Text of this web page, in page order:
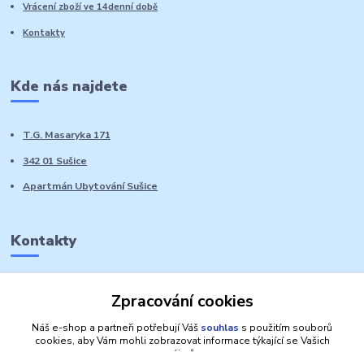
Vrácení zboží ve 14denní době
Kontakty
Kde nás najdete
T.G. Masaryka 171
342 01 Sušice
Apartmán Ubytování Sušice
Kontakty
Zpracování cookies
Náš e-shop a partneři potřebují Váš souhlas s použitím souborů
cookies, aby Vám mohli zobrazovat informace týkající se Vašich